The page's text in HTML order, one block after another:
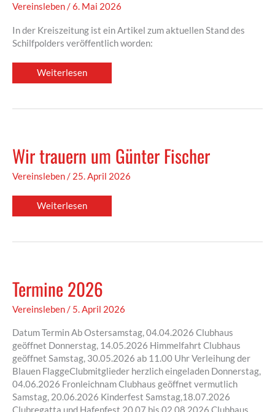
Vereinsleben/6. Mai 2026
In der Kreiszeitung ist ein Artikel zum aktuellen Stand des
Schilfpolders veröffentlich worden:
Schilfpolder
am
vor
Weiterlesen
Wir trauern um Günter Fischer
Vereinsleben/ 25. April 2026
Wir
trauern
Fischer
Weiterlesen
Termine 2026
Vereinsleben/ 5. April 2026
Datum Termin Ab Ostersamstag, 04.04.2026 Clubhaus
geöffnet Donnerstag, 14.05.2026 Himmelfahrt Clubhaus
geöffnet Samstag, 30.05.2026 ab 11.00 Uhr Verleihung der
Blauen FlaggeClubmitglieder herzlich eingeladen Donnerstag,
04.06.2026 Fronleichnam Clubhaus geöffnet vermutlich
Samstag, 20.06.2026 Kinderfest Samstag,18.07.2026
Clubregatta und Hafenfest 20.07.bis 02.08.2026 Clubhaus